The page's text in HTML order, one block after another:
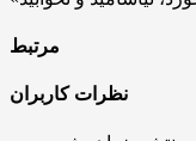
مرتبط
نظرات کاربران